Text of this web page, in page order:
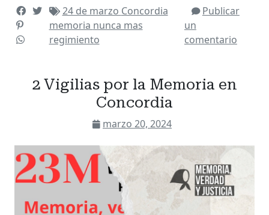
24 de marzo Concordia
memoria nunca mas
regimiento
Publicar
un
comentario
2 Vigilias por la Memoria en
Concordia
marzo 20, 2024